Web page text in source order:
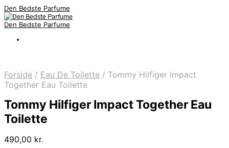
Den Bedste Parfume
Den Bedste Parfume
Forside / Eau De Toilette / Tommy Hilfiger Impact
Together Eau Toilette
Tommy Hilfiger Impact Together Eau
Toilette
490,00 kr.